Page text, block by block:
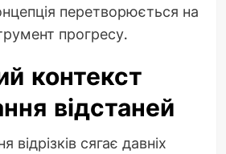
перетворюється на
прогресу.
контекст
відстаней
відрізків сягає давніх